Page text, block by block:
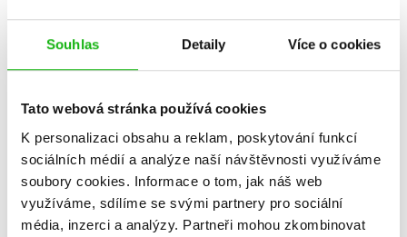
Souhlas Detaily Více o cookies
Tato webová stránka používá cookies
K personalizaci obsahu a reklam, poskytování funkcí
sociálních médií a analýze naší návštěvnosti využíváme
soubory cookies. Informace o tom, jak náš web
využíváme, sdílíme se svými partnery pro sociální
média, inzerci a analýzy. Partneři mohou zkombinovat